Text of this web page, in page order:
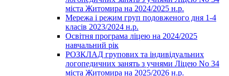
міста Житомира на 2024/2025 н.р.
Мережа і режим груп подовженого дня 1-4
класів 2023/2024 н.р.
Освітня програма ліцею на 2024/2025
навчальний рік
РОЗКЛАД групових та індивідуальних
логопедичних занять з учнями Ліцею No 34
міста Житомира на 2025/2026 н.р.